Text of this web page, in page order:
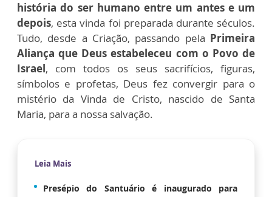
história do ser humano entre um antes e um
depois, esta vinda foi preparada durante séculos.
Tudo, desde a Criação, passando pela Primeira
Aliança que Deus estabeleceu com o Povo de
Israel, com todos os seus sacrifícios, figuras,
símbolos e profetas, Deus fez convergir para o
mistério da Vinda de Cristo, nascido de Santa
Maria, para a nossa salvação.
Leia Mais
Presépio do Santuário é inaugurado para